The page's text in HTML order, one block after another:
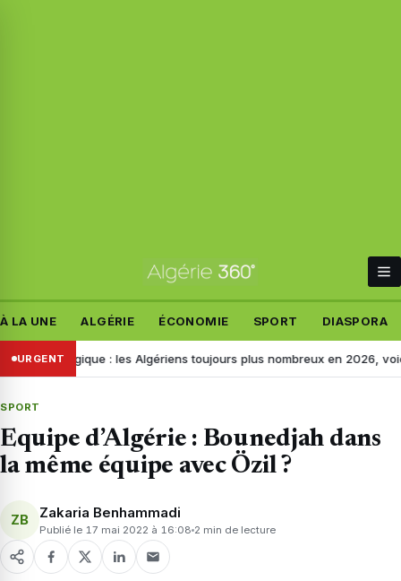
À LA UNE ALGÉRIE ÉCONOMIE SPORT DIASPORA
URGENT
Belgique : les Algériens toujours plus nombreux en 2026, voici les
SPORT
Equipe d’Algérie : Bounedjah dans
la même équipe avec Özil ?
ZB Zakaria Benhammadi
Publié le 17 mai 2022 à 16:08 2 min de lecture